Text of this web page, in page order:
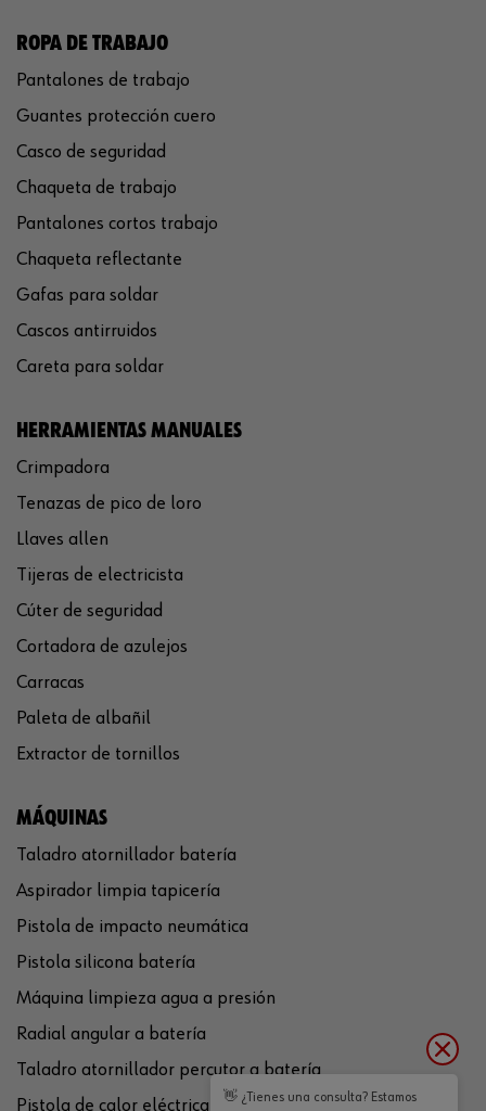
ROPA DE TRABAJO
Pantalones de trabajo
Guantes protección cuero
Casco de seguridad
Chaqueta de trabajo
Pantalones cortos trabajo
Chaqueta reflectante
Gafas para soldar
Cascos antirruidos
Careta para soldar
HERRAMIENTAS MANUALES
Crimpadora
Tenazas de pico de loro
Llaves allen
Tijeras de electricista
Cúter de seguridad
Cortadora de azulejos
Carracas
Paleta de albañil
Extractor de tornillos
MÁQUINAS
Taladro atornillador batería
Aspirador limpia tapicería
Pistola de impacto neumática
Pistola silicona batería
Máquina limpieza agua a presión
Radial angular a batería
Taladro atornillador percutor a batería
Pistola de calor eléctrica
👋 ¿Tienes una consulta? Estamos